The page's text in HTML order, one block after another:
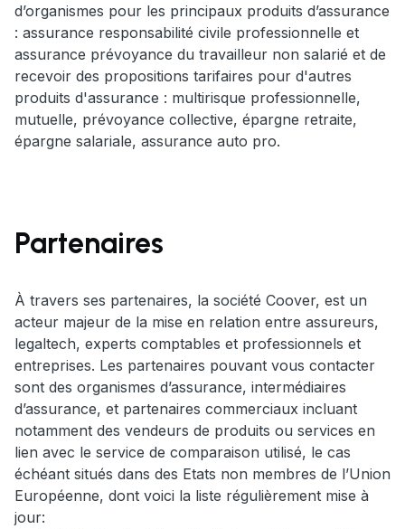
d’organismes pour les principaux produits d’assurance
: assurance responsabilité civile professionnelle et
assurance prévoyance du travailleur non salarié et de
recevoir des propositions tarifaires pour d'autres
produits d'assurance : multirisque professionnelle,
mutuelle, prévoyance collective, épargne retraite,
épargne salariale, assurance auto pro.
Partenaires
À travers ses partenaires, la société Coover, est un
acteur majeur de la mise en relation entre assureurs,
legaltech, experts comptables et professionnels et
entreprises. Les partenaires pouvant vous contacter
sont des organismes d’assurance, intermédiaires
d’assurance, et partenaires commerciaux incluant
notamment des vendeurs de produits ou services en
lien avec le service de comparaison utilisé, le cas
échéant situés dans des Etats non membres de l’Union
Européenne, dont voici la liste régulièrement mise à
jour: